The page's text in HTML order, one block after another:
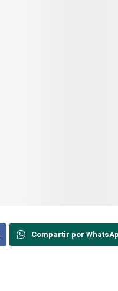
Compartir por